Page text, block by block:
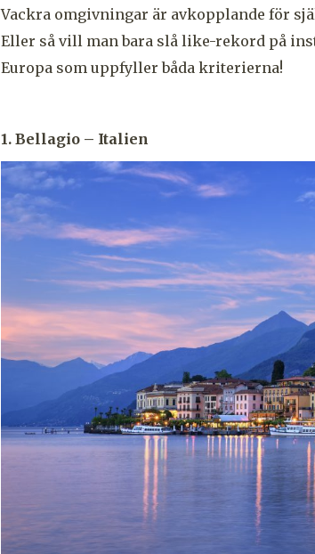
Vackra omgivningar är avkopplande för
Eller så vill man bara slå like-rekord på
Europa som uppfyller båda kriterierna!
1. Bellagio – Italien